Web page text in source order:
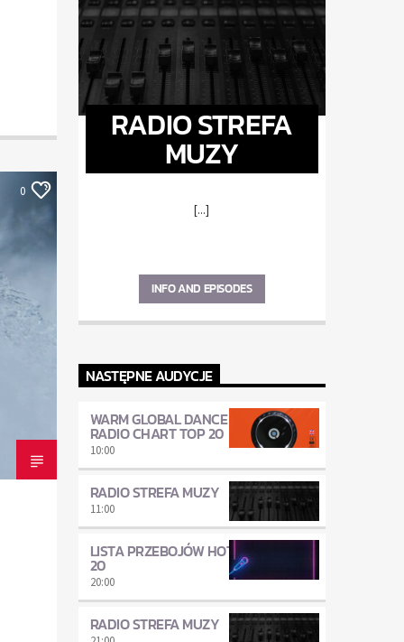
0
RADIO STREFA
MUZY
[...]
INFO AND EPISODES
NASTĘPNE AUDYCJE
WARM GLOBAL DANCE
RADIO CHART TOP 20
10:00
RADIO STREFA MUZY
11:00
LISTA PRZEBOJÓW HOT
20
20:00
RADIO STREFA MUZY